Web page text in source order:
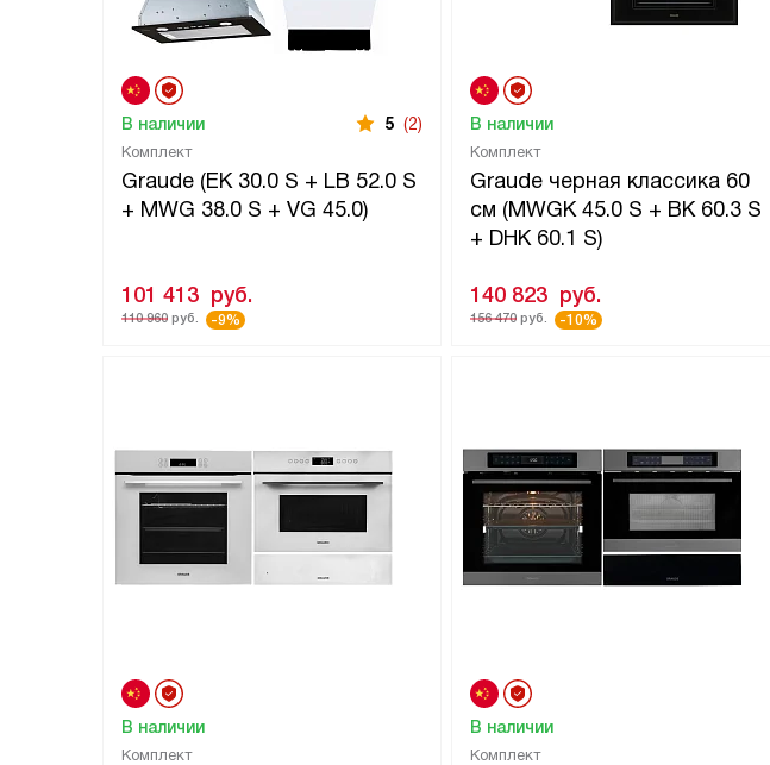
Комплект
Graude (EK 30.0 S + LB 52.0 S
+ MWG 38.0 S + VG 45.0)
В наличии 5 (2)
101 413 руб.
110 960 руб. -9%
Комплект
Graude черная классика 60
см (MWGK 45.0 S + BK 60.3 S
+ DHK 60.1 S)
В наличии
140 823 руб.
156 470 руб. -10%
Комплект
В наличии
Комплект
В наличии